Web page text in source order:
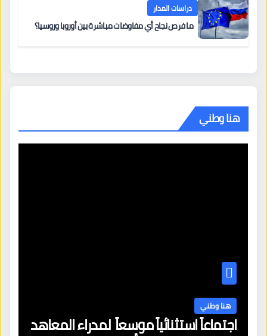
دراسات المدار
ما فرص نجاح أي مفاوضات مباشرة بين أوروبا وروسيا؟
هنا وطني
هنا وطني
اجتماعاً استثنائياً موسعاً لمدراء المعاهد